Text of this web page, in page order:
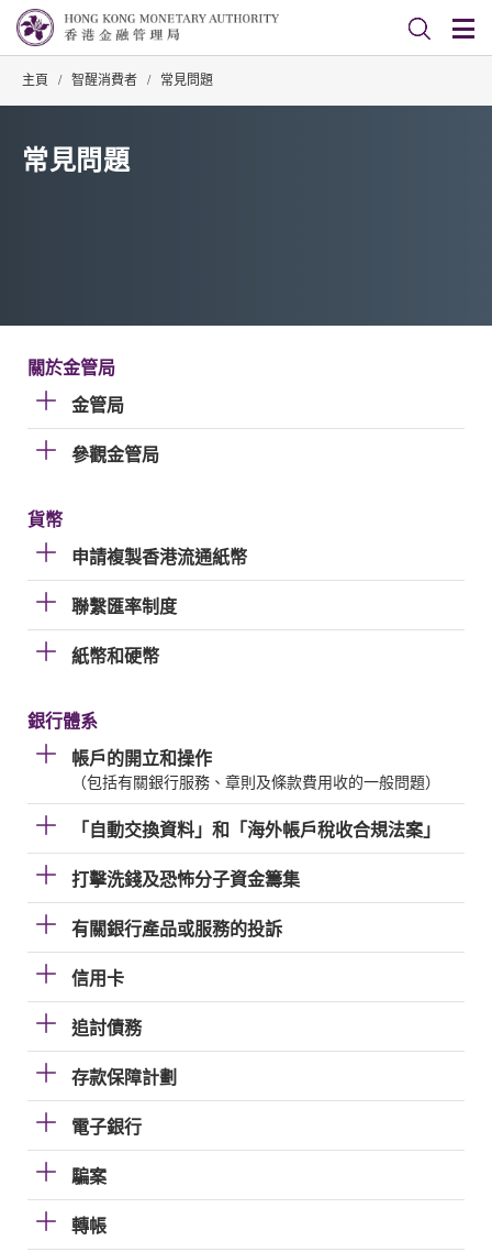
主頁 / 智醒消費者 / 常見問題
常見問題
關於金管局
金管局
參觀金管局
貨幣
申請複製香港流通紙幣
聯繫匯率制度
紙幣和硬幣
銀行體系
帳戶的開立和操作
（包括有關銀行服務、章則及條款費用收的一般問題）
「自動交換資料」和「海外帳戶稅收合規法案」
打擊洗錢及恐怖分子資金籌集
有關銀行產品或服務的投訴
信用卡
追討債務
存款保障計劃
電子銀行
騙案
轉帳